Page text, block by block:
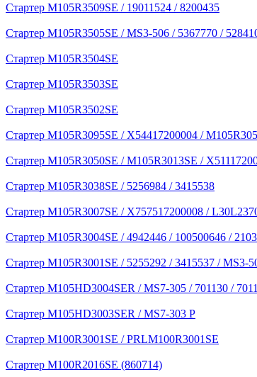
Стартер M105R3509SE / 19011524 / 8200435
Стартер M105R3505SE / MS3-506 / 5367770 /
Стартер M105R3504SE
Стартер M105R3503SE
Стартер M105R3502SE
Стартер M105R3095SE / X54417200004 /
Стартер M105R3050SE / M105R3013SE /
Стартер M105R3038SE / 5256984 / 3415538
Стартер M105R3007SE / X757517200008 /
Стартер M105R3004SE / 4942446 / 100500646 /
Стартер M105R3001SE / 5255292 / 3415537 / MS3-
Стартер M105HD3004SER / MS7-305 / 701130 /
Стартер M105HD3003SER / MS7-303 P
Стартер M100R3001SE / PRLM100R3001SE
Стартер M100R2016SE (860714)